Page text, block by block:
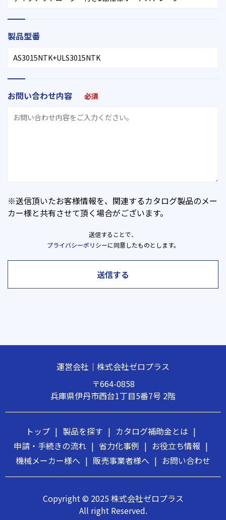
製品型番
お問い合わせ内容 必須
※送信頂いたお客様情報を、関連するカタログ製品のメー
カー様と共有させて頂く場合がございます。
送信することで、
プライバシーポリシーに同意したものとします。
送信する
運営会社｜株式会社ゼロプラス
〒664-0858
兵庫県伊丹市西台1丁目5番7号 2階
トップ | 製品を探す | カタログ補助金とは |
申請・手続きの流れ | 省力化事例 | お役立ち情報 |
機械メーカー様へ | 販売事業者様へ | お問い合わせ
Copyright © 2025 株式会社ゼロプラス
All right Reserved.